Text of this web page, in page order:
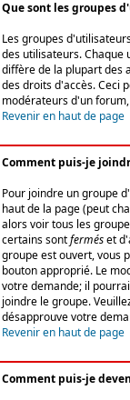
Que sont les groupes
Les groupes
des utilisateurs. Chaque
diffère de la plupart des
des droits d'accès. Ceci
modérateurs d'un
Revenir en haut de page
Comment puis-je
Pour joindre un groupe
haut de la page (peut
alors voir tous les
certains sontferméset
groupe est ouvert, vous
bouton approprié. Le
votre demande; il
joindre le groupe.
désapprouve votre
Revenir en haut de page
Comment puis-je